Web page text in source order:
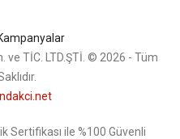
ve TİC. LTD.ŞTİ. © 2026 - Tüm
Sertifikası ile %100 Güvenli